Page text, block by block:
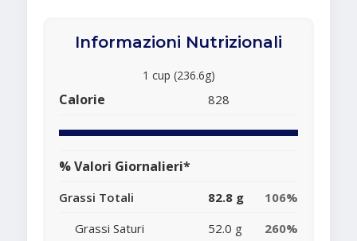
Informazioni Nutrizionali
1 cup (236.6g)
Calorie 828
% Valori Giornalieri*
Grassi Totali 82.8 g
106%
Grassi Saturi
52.0 g
260%